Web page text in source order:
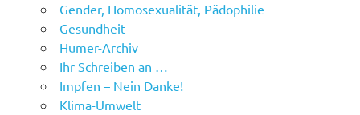
Gender, Homosexualität, Pädophilie
Gesundheit
Humer-Archiv
Ihr Schreiben an …
Impfen – Nein Danke!
Klima-Umwelt